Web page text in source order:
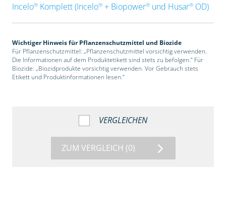
Incelo®Komplett (Incelo®+ Biopower®und Husar®OD)
Wichtiger Hinweis für Pflanzenschutzmittel und Biozide
Für Pflanzenschutzmittel: „Pflanzenschutzmittel vorsichtig verwenden.
Die Informationen auf dem Produktetikett sind stets zu befolgen.“ Für
Biozide: „Biozidprodukte vorsichtig verwenden. Vor Gebrauch stets
Etikett und Produktinformationen lesen.“
VERGLEICHEN
ZUM VERGLEICH (0)